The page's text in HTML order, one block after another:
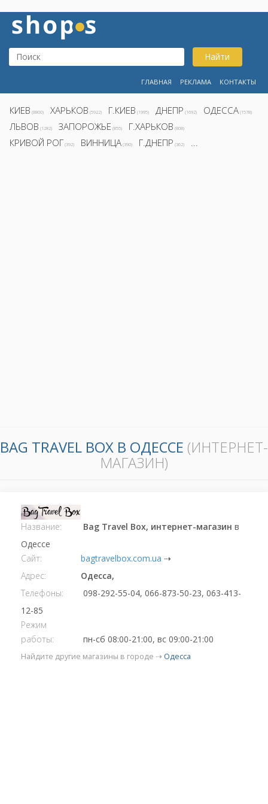
Найти
ГЛАВНАЯ РЕКЛАМА КОНТАКТЫ
КИЕВ (8800) ХАРЬКОВ (5922) Г.КИЕВ (1995) ДНЕПР (1692) ОДЕССА (1578)
ЛЬВОВ (1282) ЗАПОРОЖЬЕ (855) Г.ХАРЬКОВ (808)
КРИВОЙ РОГ (392) ВИННИЦА (390) Г.ДНЕПР (362) ...
BAG TRAVEL BOX В ОДЕССЕ (ИНТЕРНЕТ-
МАГАЗИН)
Название: Bag Travel Box, интернет-магазин в
Одессе
Сайт:
bagtravelbox.com.ua ⇢
Адрес:
Одесса,
Телефоны:
098-292-55-04, 066-873-50-23, 063-413-
12-85
Режим
работы:
пн-сб 08:00-21:00, вс 09:00-21:00
Найдите другие магазины в городе ⇢ Одесса